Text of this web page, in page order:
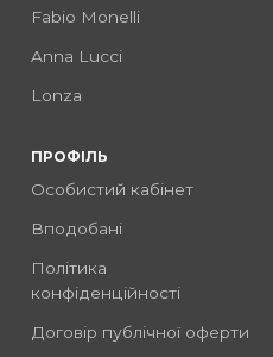
Fabio Monelli
Anna Lucci
Lonza
ПРОФІЛЬ
Особистий кабінет
Вподобані
Політика
конфіденційності
Договір публічної оферти